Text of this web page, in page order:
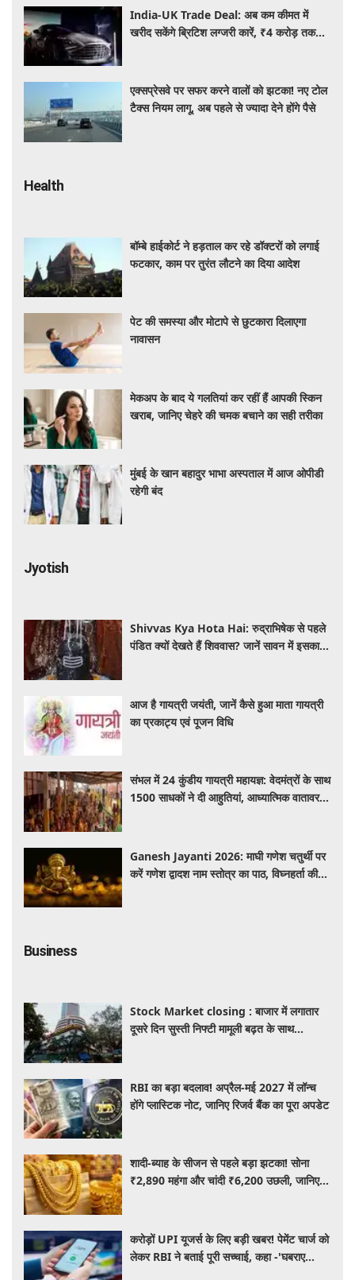
India-UK Trade Deal: अब कम कीमत में
खरीद सकेंगे ब्रिटिश लग्जरी कारें, ₹4 करोड़ तक
एक्सप्रेसवे पर सफर करने वालों को झटका! नए टोल
टैक्स नियम लागू, अब पहले से ज्यादा देने होंगे पैसे
Health
बॉम्बे हाईकोर्ट ने हड़ताल कर रहे डॉक्टरों को लगाई
फटकार, काम पर तुरंत लौटने का दिया आदेश
पेट की समस्या और मोटापे से छुटकारा दिलाएगा
नावासन
मेकअप के बाद ये गलतियां कर रहीं हैं आपकी स्किन
खराब, जानिए चेहरे की चमक बचाने का सही तरीका
मुंबई के खान बहादुर भाभा अस्पताल में आज ओपीडी
रहेगी बंद
Jyotish
Shivvas Kya Hota Hai: रुद्राभिषेक से पहले
पंडित क्यों देखते हैं शिववास? जानें सावन में इसका
आज है गायत्री जयंती, जानें कैसे हुआ माता गायत्री
का प्रकाट्य एवं पूजन विधि
संभल में 24 कुंडीय गायत्री महायज्ञ: वेदमंत्रों के साथ
1500 साधकों ने दी आहुतियां, आध्यात्मिक वातावरण
Ganesh Jayanti 2026: माघी गणेश चतुर्थी पर
करें गणेश द्वादश नाम स्तोत्र का पाठ, विघ्नहर्ता की
Business
Stock Market closing : बाजार में लगातार
दूसरे दिन सुस्ती निफ्टी मामूली बढ़त के साथ
RBI का बड़ा बदलाव! अप्रैल-मई 2027 में लॉन्च
होंगे प्लास्टिक नोट, जानिए रिजर्व बैंक का पूरा अपडेट
शादी-ब्याह के सीजन से पहले बड़ा झटका! सोना
₹2,890 महंगा और चांदी ₹6,200 उछली, जानिए
करोड़ों UPI यूजर्स के लिए बड़ी खबर! पेमेंट चार्ज को
लेकर RBI ने बताई पूरी सच्चाई, कहा -'घबराए